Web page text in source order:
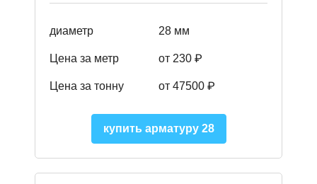
диаметр 28 мм
Цена за метр от 230 ₽
Цена за тонну от 47500 ₽
купить арматуру 28